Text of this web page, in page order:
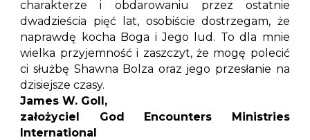
charakterze i obdarowaniu przez ostatnie
dwadzieścia pięć lat, osobiście dostrzegam, że
naprawdę kocha Boga i Jego lud. To dla mnie
wielka przyjemność i zaszczyt, że mogę polecić
ci służbę Shawna Bolza oraz jego przesłanie na
dzisiejsze czasy.
James W. Goll,
założyciel God Encounters Ministries
International